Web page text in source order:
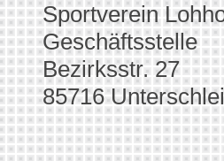
Sportverein
Geschäftsstelle
Bezirksstr. 27
85716